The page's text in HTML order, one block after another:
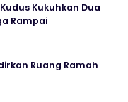
Kukuhkan Dua
Rampai
Ruang Ramah